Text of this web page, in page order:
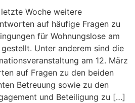
Woche weitere
auf häufige Fragen zu
für Wohnungslose am
Unter anderem sind die
am 12. März
auf Fragen zu den beiden
Betreuung sowie zu den
und Beteiligung zu […]